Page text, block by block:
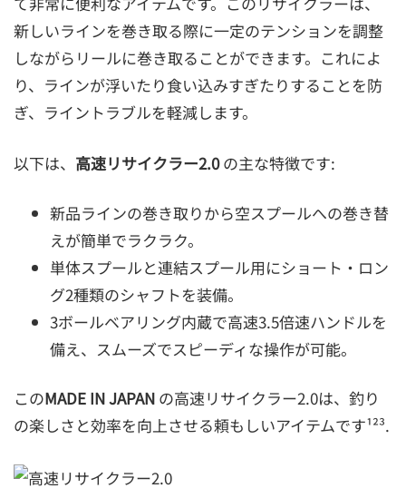
新しいラインを巻き取る際に一定のテンションを調整
しながらリールに巻き取ることができます。これによ
り、ラインが浮いたり食い込みすぎたりすることを防
ぎ、ライントラブルを軽減します。
以下は、 高速リサイクラー2.0の主な特徴です:
新品ラインの巻き取りから空スプールへの巻き替
えが簡単でラクラク。
単体スプールと連結スプール用にショート・ロン
グ2種類のシャフトを装備。
3ボールベアリング内蔵で高速3.5倍速ハンドルを
備え、スムーズでスピーディな操作が可能。
このMADE IN JAPAN の高速リサイクラー2.0は、釣り
の楽しさと効率を向上させる頼もしいアイテムです¹²³.